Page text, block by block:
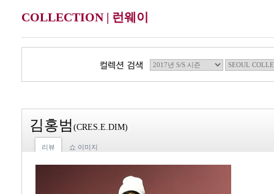
COLLECTION | 런웨이
김홍범 (CRES.E.DIM)
리뷰 쇼 이미지